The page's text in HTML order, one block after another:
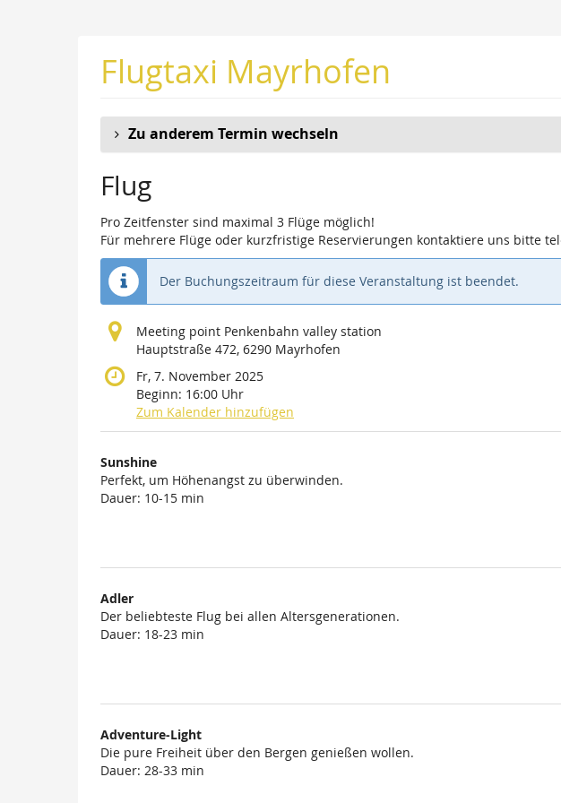
Flugtaxi Mayrhofen
Zu anderem Termin wechseln
Flug
Pro Zeitfenster sind maximal 3 Flüge möglich!
Für mehrere Flüge oder kurzfristige Reservierungen kontaktiere uns bitte
Der Buchungszeitraum für diese Veranstaltung ist beendet.
Meeting point Penkenbahn valley station
Hauptstraße 472, 6290 Mayrhofen
Fr, 7. November 2025
Beginn: 16:00 Uhr
Zum Kalender hinzufügen
Produkte
Unkategorisierte
Produkte
Sunshine
Perfekt, um Höhenangst zu überwinden.
Dauer: 10-15 min
Adler
Der beliebteste Flug bei allen Altersgenerationen.
Dauer: 18-23 min
Adventure-Light
Die pure Freiheit über den Bergen genießen wollen.
Dauer: 28-33 min